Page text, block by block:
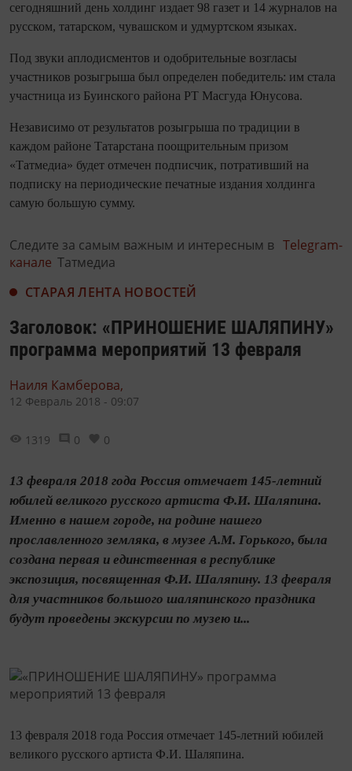
сегодняшний день холдинг издает 98 газет и 14 журналов на
русском, татарском, чувашском и удмуртском языках.
Под звуки аплодисментов и одобрительные возгласы
участников розыгрыша был определен победитель: им стала
участница из Буинского района РТ Масгуда Юнусова.
Независимо от результатов розыгрыша по традиции в
каждом районе Татарстана поощрительным призом
«Татмедиа» будет отмечен подписчик, потративший на
подписку на периодические печатные издания холдинга
самую большую сумму.
Следите за самым важным и интересным в Telegram-
канале Татмедиа
СТАРАЯ ЛЕНТА НОВОСТЕЙ
Заголовок: «ПРИНОШЕНИЕ ШАЛЯПИНУ»
программа мероприятий 13 февраля
Наиля Камберова,
12 Февраль 2018 - 09:07
1319 0 0
13 февраля 2018 года Россия отмечает 145-летний
юбилей великого русского артиста Ф.И. Шаляпина.
Именно в нашем городе, на родине нашего
прославленного земляка, в музее А.М. Горького, была
создана первая и единственная в республике
экспозиция, посвященная Ф.И. Шаляпину. 13 февраля
для участников большого шаляпинского праздника
будут проведены экскурсии по музею и...
13 февраля 2018 года Россия отмечает 145-летний юбилей
великого русского артиста Ф.И. Шаляпина.